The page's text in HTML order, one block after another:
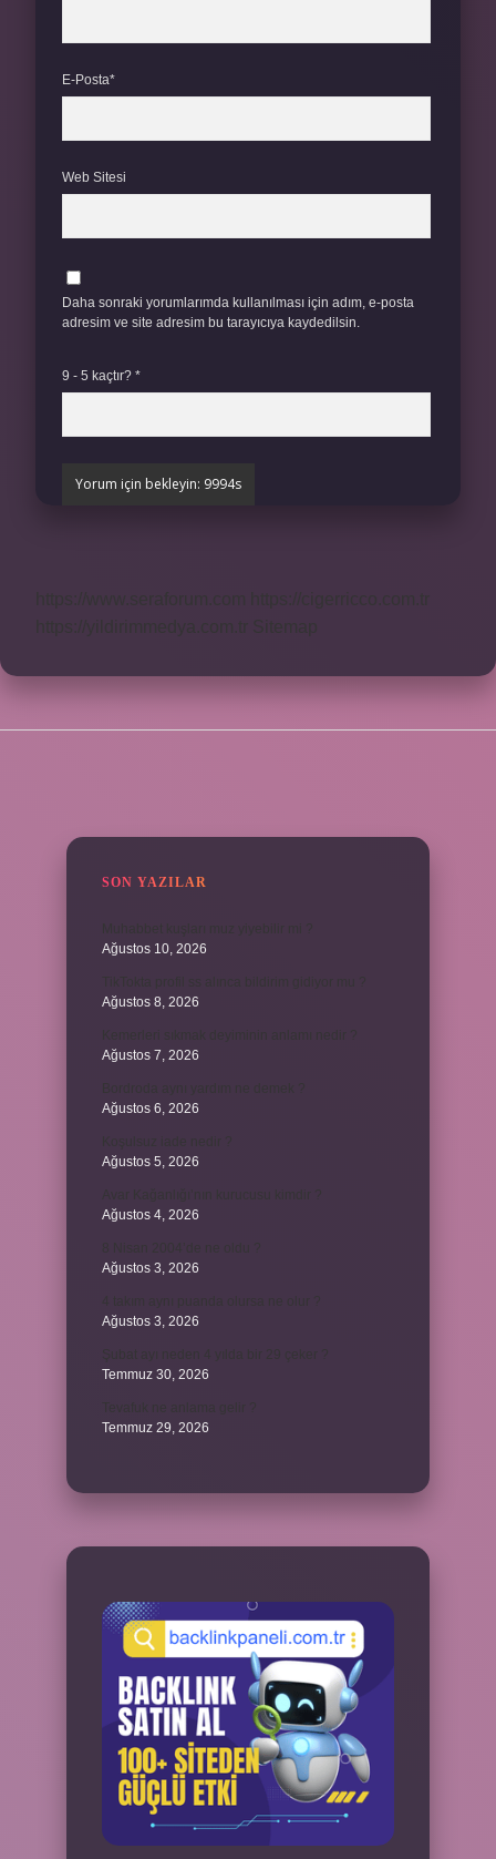
E-Posta*
Web Sitesi
Daha sonraki yorumlarımda kullanılması için adım, e-posta
adresim ve site adresim bu tarayıcıya kaydedilsin.
9 - 5 kaçtır? *
SON YAZILAR
Ağustos 10, 2026
Ağustos 8, 2026
Ağustos 7, 2026
Ağustos 6, 2026
Ağustos 5, 2026
Ağustos 4, 2026
Ağustos 3, 2026
Ağustos 3, 2026
Temmuz 30, 2026
Temmuz 29, 2026